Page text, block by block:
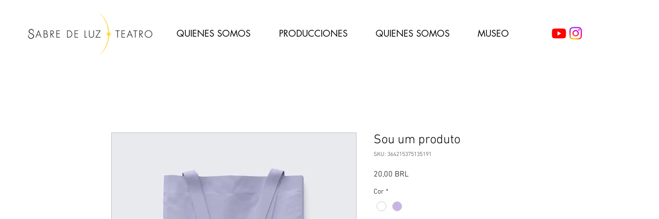
QUIENES SOMOS PRODUCCIONES QUIENES SOMOS MUSEO
Sou um produto
SKU: 364215375135191
20,00 BRLPrecio
Cor *